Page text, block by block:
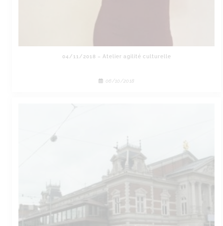
04/11/2018 – Atelier agilité culturelle
06/10/2018